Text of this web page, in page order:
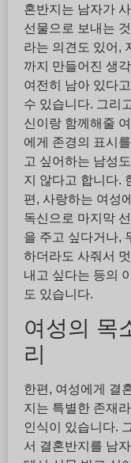
혼반지는 남자가
선물으로 보내는 것
라는 의견도 있어,
까지 만들어진 생각
여전히 남아 있다
수 있습니다. 그리
신이랑 함께해줄
에게 존경의 표시
고 싶어하는 남성
지 않다고 합니다.
편, 사랑하는 여성
독신으로 마지막
을 주고 싶다거나,
하더라도 사줘서
내고 싶다는 등의
도 있습니다.
여성의 목
리
한편, 여성에게 결
지는 특별한 존재
인식이 있습니다.
서 결혼반지를 남